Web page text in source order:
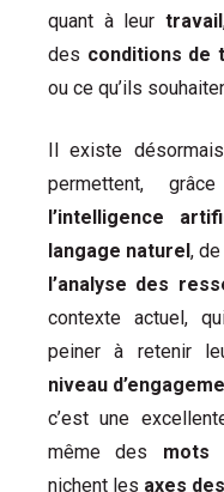
quant à leur travail
des conditions de
ou ce qu’ils
Il existe
permettent,
l’intelligence
langage naturel, de
l’analyse des
contexte actuel,
peiner à retenir
niveau
c’est une
même des mots
nichent les axes